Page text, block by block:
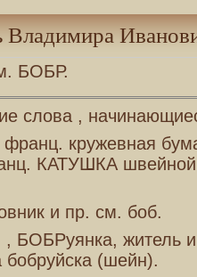
Владимира
БОБР.
слова ,
кружевная
КАТУШКА швейной
и пр. см. боб.
, БОБРуянка, житель
бобруйска (шейн).